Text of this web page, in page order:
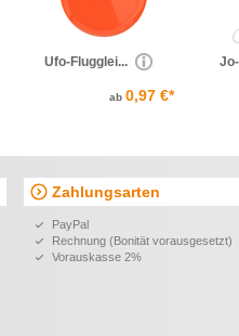
Ufo-Flugglei...
ab 0,97 €*
Zahlungsarten
PayPal
Rechnung (Bonität vorausgesetzt)
Vorauskasse 2%